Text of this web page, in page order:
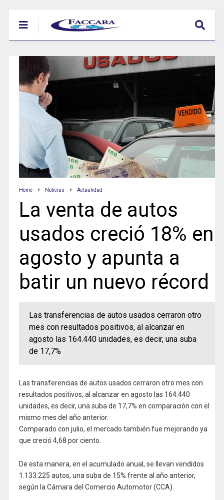
Home Noticias Actualidad
La venta de autos
usados creció 18% en
agosto y apunta a
batir un nuevo récord
Las transferencias de autos usados cerraron otro
mes con resultados positivos, al alcanzar en
agosto las 164.440 unidades, es decir, una suba
de 17,7%
Las transferencias de autos usados cerraron otro mes con
resultados positivos, al alcanzar en agosto las 164.440
unidades, es decir, una suba de 17,7% en comparación con el
mismo mes del año anterior.
Comparado con julio, el mercado también fue mejorando ya
que creció 4,68 por ciento.
De esta manera, en el acumulado anual, se llevan vendidos
1.133.225 autos, una suba de 15% frente al año anterior,
según la Cámara del Comercio Automotor (CCA).